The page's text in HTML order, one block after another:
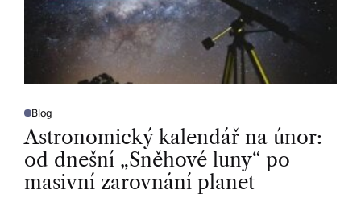
P
S
E
D
I
N
Blog
Astronomický kalendář na únor:
od dnešní „Sněhové luny“ po
masivní zarovnání planet